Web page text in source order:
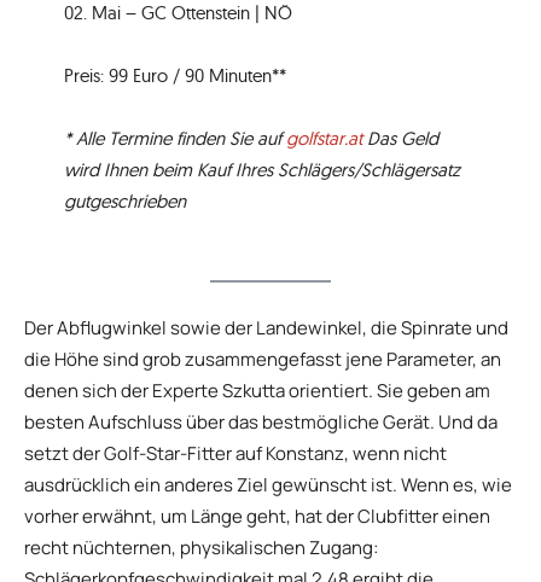
02. Mai – GC Ottenstein | NÖ
Preis: 99 Euro / 90 Minuten**
* Alle Termine finden Sie aufgolfstar.atDas Geld
wird Ihnen beim Kauf Ihres Schlägers/Schlägersatz
gutgeschrieben
Der Abflugwinkel sowie der Landewinkel, die Spinrate und
die Höhe sind grob zusammengefasst jene Parameter, an
denen sich der Experte Szkutta orientiert. Sie geben am
besten Aufschluss über das bestmögliche Gerät. Und da
setzt der Golf-Star-Fitter auf Konstanz, wenn nicht
ausdrücklich ein anderes Ziel gewünscht ist. Wenn es, wie
vorher erwähnt, um Länge geht, hat der Clubfitter einen
recht nüchternen, physikalischen Zugang: